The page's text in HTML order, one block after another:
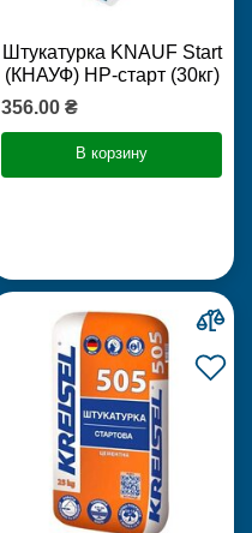
Штукатурка KNAUF Start
(КНАУФ) НР-старт (30кг)
356.00 ₴
В корзину